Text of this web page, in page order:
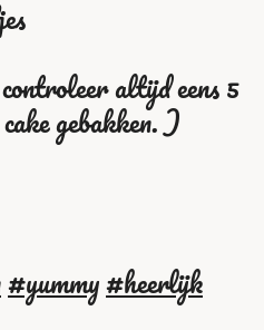
altijd eens 5
gebakken. )
#yummy#heerlijk